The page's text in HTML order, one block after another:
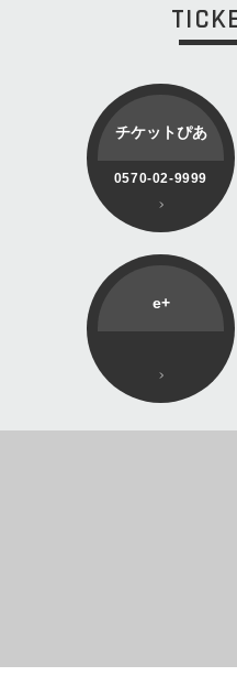
チケットぴあ
0570-02-9999
e+